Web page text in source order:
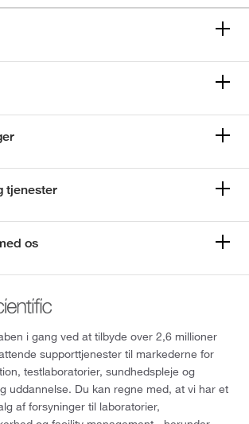
tjenester
os
i gang ved at tilbyde over 2,6 millioner
supporttjenester til markederne for
testlaboratorier, sundhedspleje og
uddannelse. Du kan regne med, at vi har et
af forsyninger til laboratorier,